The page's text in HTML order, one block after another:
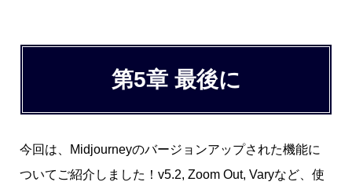
第5章 最後に
今回は、Midjourneyのバージョンアップされた機能に
ついてご紹介しました！v5.2, Zoom Out, Varyなど、使